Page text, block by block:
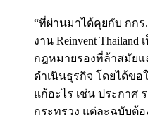
“ที่ผ่านมาได้คุยกับ กก
งาน Reinvent
กฎหมายรองที่ล้าสมัยแ
ดำเนินธุรกิจ โดยได้ขอ
แก้อะไร เช่น ประกาศ
กระทรวง แต่ละฉบับต้